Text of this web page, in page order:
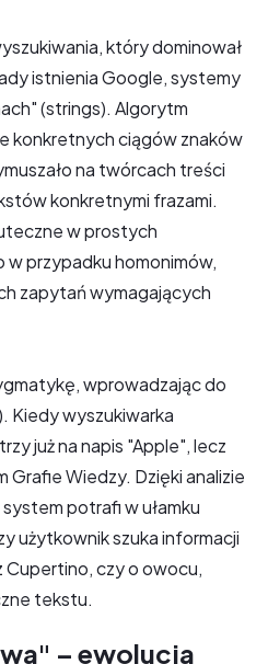
który dominował
istnienia Google, systemy
(strings). Algorytm
konkretnych ciągów znaków
na twórcach treści
konkretnymi frazami.
w prostych
w przypadku homonimów,
zapytań wymagających
wprowadzając do
Kiedy wyszukiwarka
już na napis "Apple", lecz
Wiedzy. Dzięki analizie
potrafi w ułamku
użytkownik szuka informacji
czy o owocu,
tekstu.
– ewolucja